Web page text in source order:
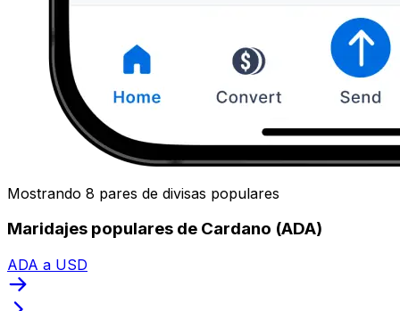
Mostrando 8 pares de divisas populares
Maridajes populares de Cardano (ADA)
ADA a USD